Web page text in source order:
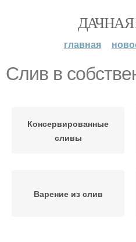
главная
Слив в
Консервированные
сливы
Варение из слив